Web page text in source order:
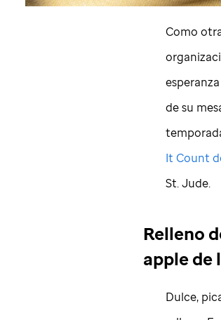
Como
de su
It Count
St. Jude.
Relleno
apple de
Dulce,